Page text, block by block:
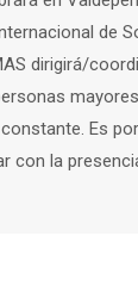
de
dirigirá/
Es
con la